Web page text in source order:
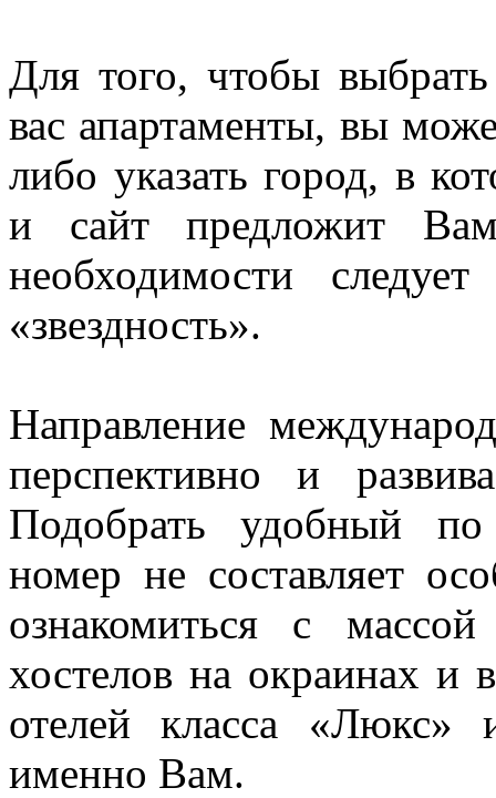
Для того, чтобы
вас апартаменты, вы
либо указать город, в
и сайт предложит
необходимости
«звездность».
Направление
перспективно и
Подобрать удобный
номер не составляет
ознакомиться с
хостелов на окраинах и
отелей класса «Люкс»
именно Вам.